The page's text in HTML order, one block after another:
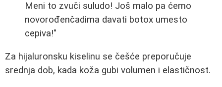
Meni to zvuči suludo! Još malo pa ćemo
novorođenčadima davati botox umesto
cepiva!"
Za hijaluronsku kiselinu se češće preporučuje
srednja dob, kada koža gubi volumen i elastičnost.